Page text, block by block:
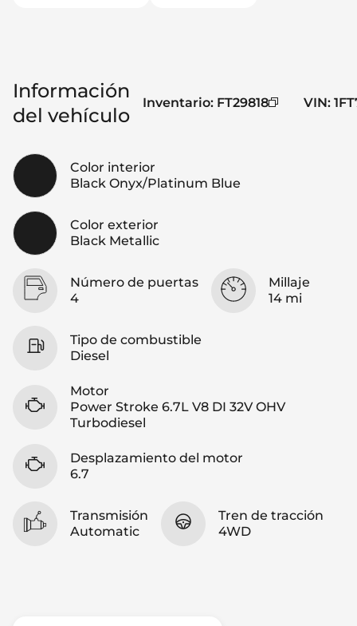
Información
del vehículo
Inventario: FT29818 VIN:
Color interior
Black Onyx/Platinum Blue
Color exterior
Black Metallic
Número de puertas
4
Millaje
14 mi
Tipo de combustible
Diesel
Motor
Power Stroke 6.7L V8 DI 32V OHV
Turbodiesel
Desplazamiento del motor
6.7
Transmisión
Automatic
Tren de tracción
4WD